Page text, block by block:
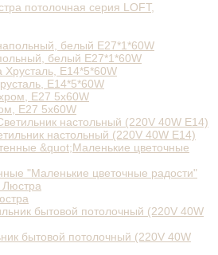
потолочная серия LOFT,
белый Е27*1*60W
E14*5*60W
Е27 5х60W
настольный (220V 40W E14)
"Маленькие цветочные радости"
бытовой потолочный (220V 40W